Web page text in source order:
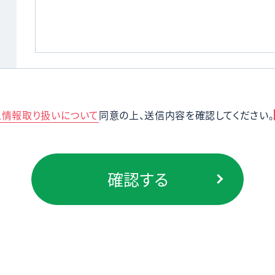
報取り扱いについて同意の上、送信内容を確認してください。
確認する